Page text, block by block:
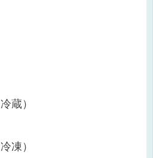
蔵）
凍）